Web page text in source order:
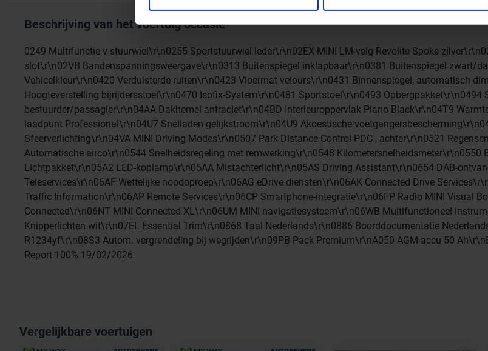
aan ze heeft verstrekt of die ze hebben verzameld op basis van uw gebruik
Beschrijving van het voertuig occasie
0249 Multifunctie v stuurwiel\r\n0255 Sportstuurwiel leder\r\n02EX MINI LM-velg Revolite Spoke
slot\r\n02VB Bandenspanningsweergave\r\n0313 Buitenspiegel inklapbaar\r\n0381 Buitenspiegel zwart/
Vehicelkleur\r\n0420 Verduisterde ruiten\r\n0423 Vloermat velours\r\n0431 Binnenspiegel, automatisch
Hoogteverstelling bijrijdersstoel\r\n0470 Isofix-System\r\n0481 Sportstoel\r\n0493 Opbergpakket\r\n0494
bestuurder/passagier\r\n04AA Dakhemel antraciet\r\n04BD Interieuroppervlak Piano Black\r\n04T9
laadpunt Professional\r\n04U7 Snelladen gelijkstroom\r\n04U9 Akoestische
Sfeerverlichting\r\n04VA MINI Driving Modes\r\n0507 Park Distance Control PDC , achter\r\n0521
Automatische airco\r\n0544 Snelheidsregeling met remwerking\r\n0548 Kilometersnelheidsmeter\r\n0550
Lichtpakket\r\n05A2 LED-koplamp\r\n05AA Mistachterlicht\r\n05AS Driving Assistant\r\n0654 DAB-
Teleservices\r\n06AF Wettelijke noodoproep\r\n06AG eDrive diensten\r\n06AK Connected Drive
Traffic Information\r\n06AP Remote Services\r\n06CP Smartphone-integratie\r\n06FP Radio MINI Visual
Connected\r\n06NT MINI Connected XL\r\n06UM MINI navigatiesysteem\r\n06WB Multifunctioneel
Knipperlichten wit\r\n07EL Essential Trim\r\n0868 Taal Nederlands\r\n0886 Boorddocumentatie
R1234yf\r\n08S3 Autom. vergrendeling bij wegrijden\r\n09PB Pack Premium\r\nA050 AGM-accu 50
Report 100% 19/02/2026
Vergelijkbare voertuigen